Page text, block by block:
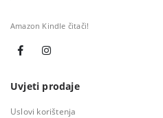
Amazon Kindle čitači!
Uvjeti prodaje
Uslovi korištenja